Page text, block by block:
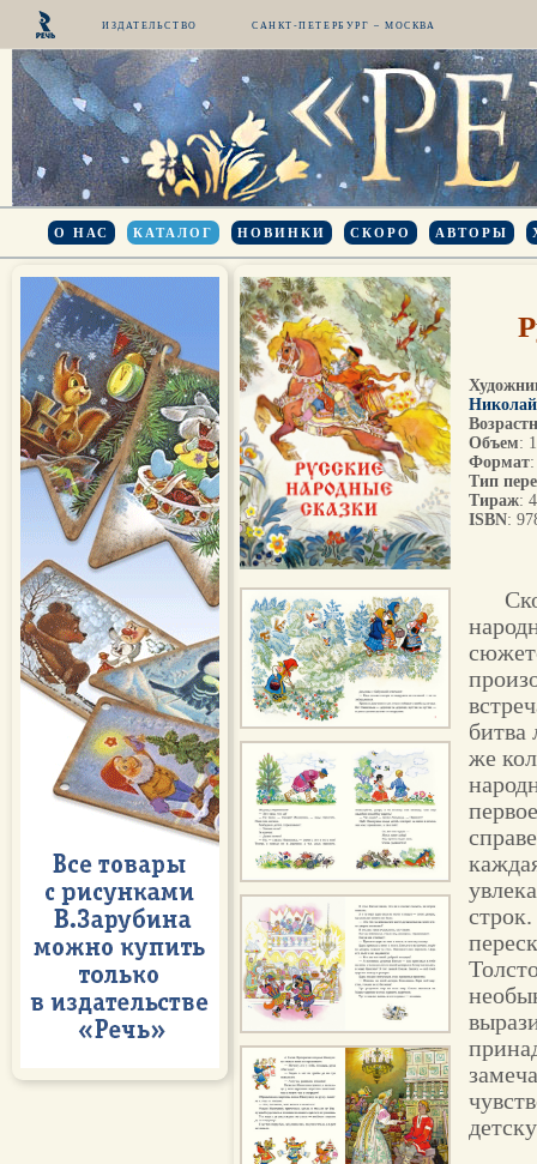
ИЗДАТЕЛЬСТВО САНКТ-ПЕТЕРБУРГ – МОСКВА
О НАС КАТАЛОГ НОВИНКИ СКОРО АВТОРЫ
Николай
Объем:
Формат
Тип
Тираж:
ISBN:
битва
же